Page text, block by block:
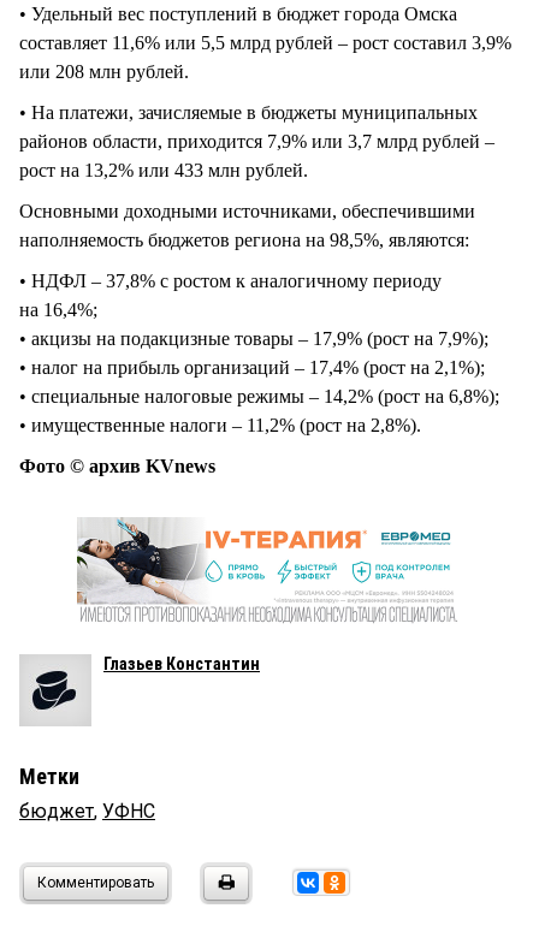
• Удельный вес поступлений в бюджет города Омска
составляет 11,6% или 5,5 млрд рублей – рост составил 3,9%
или 208 млн рублей.
• На платежи, зачисляемые в бюджеты муниципальных
районов области, приходится 7,9% или 3,7 млрд рублей –
рост на 13,2% или 433 млн рублей.
Основными доходными источниками, обеспечившими
наполняемость бюджетов региона на 98,5%, являются:
• НДФЛ – 37,8% с ростом к аналогичному периоду
на 16,4%;
• акцизы на подакцизные товары – 17,9% (рост на 7,9%);
• налог на прибыль организаций – 17,4% (рост на 2,1%);
• специальные налоговые режимы – 14,2% (рост на 6,8%);
• имущественные налоги – 11,2% (рост на 2,8%).
Фото © архив KVnews
Глазьев Константин
Метки
бюджет, УФНС
Комментировать